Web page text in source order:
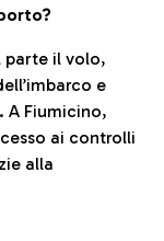
parte il volo,
e
A Fiumicino,
ai controlli
alla